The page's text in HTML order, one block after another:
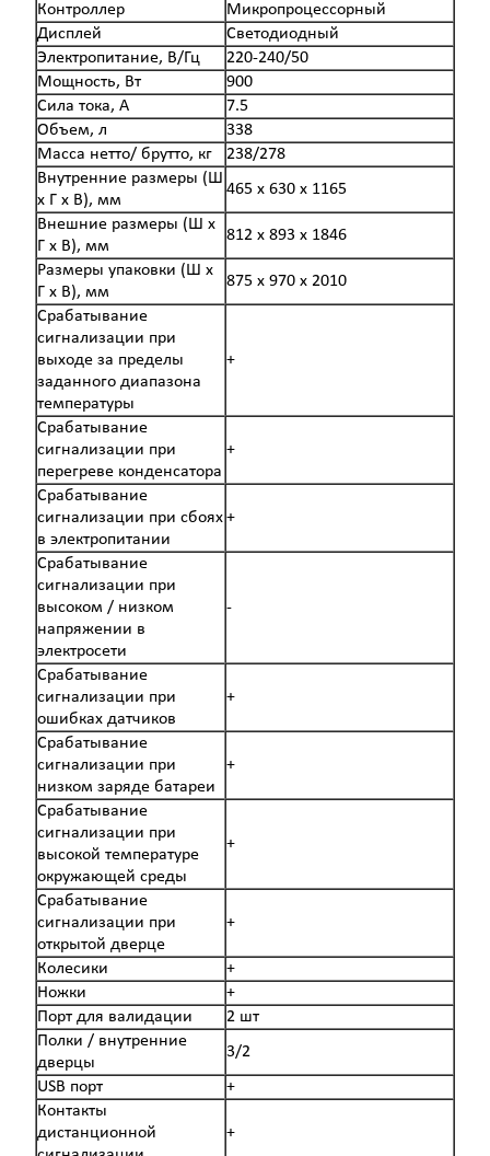
Контроллер
Микропроцессорный
Дисплей
Светодиодный
Электропитание, В/Гц
220-240/50
Мощность, Вт
900
Сила тока, А
7.5
Объем, л
338
Масса нетто/ брутто, кг
238/278
Внутренние размеры (Ш
х Г х В), мм
465 x 630 x 1165
Внешние размеры (Ш х
Г х В), мм
812 x 893 x 1846
Размеры упаковки (Ш х
Г х В), мм
875 x 970 x 2010
Срабатывание
сигнализации при
выходе за пределы
заданного диапазона
температуры
+
Срабатывание
сигнализации при
перегреве конденсатора
+
Срабатывание
сигнализации при сбоях
в электропитании
+
Срабатывание
сигнализации при
высоком / низком
напряжении в
электросети
-
Срабатывание
сигнализации при
ошибках датчиков
+
Срабатывание
сигнализации при
низком заряде батареи
+
Срабатывание
сигнализации при
высокой температуре
окружающей среды
+
Срабатывание
сигнализации при
открытой дверце
+
Колесики
+
Ножки
+
Порт для валидации
2 шт
Полки / внутренние
дверцы
3/2
USB порт
+
Контакты
дистанционной
+